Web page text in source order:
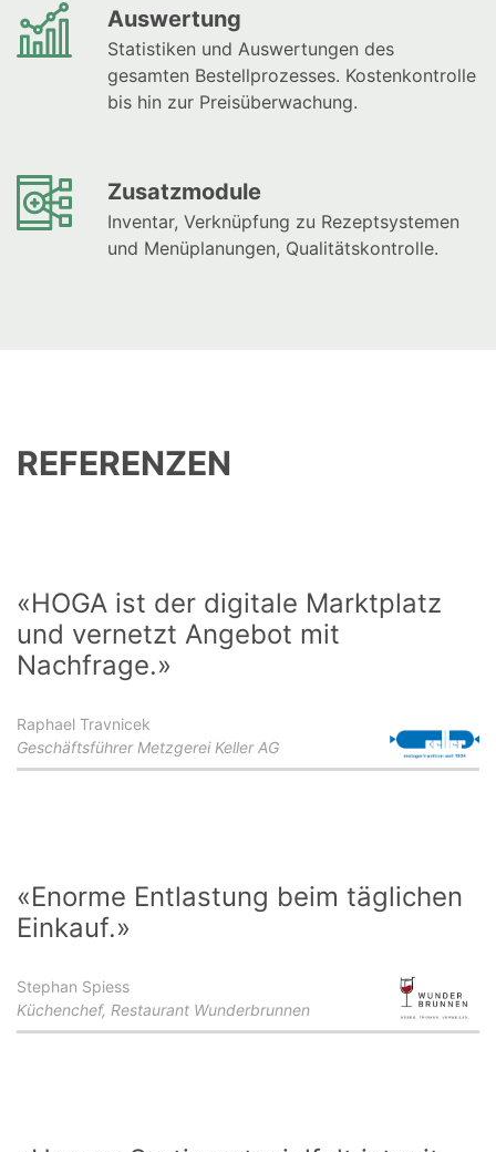
Auswertung
Statistiken und Auswertungen des
gesamten Bestellprozesses. Kostenkontrolle
bis hin zur Preisüberwachung.
Zusatzmodule
Inventar, Verknüpfung zu Rezeptsystemen
und Menüplanungen, Qualitätskontrolle.
REFERENZEN
«HOGA ist der digitale Marktplatz
und vernetzt Angebot mit
Nachfrage.»
Raphael Travnicek
Geschäftsführer Metzgerei Keller AG
«Enorme Entlastung beim täglichen
Einkauf.»
Stephan Spiess
Küchenchef, Restaurant Wunderbrunnen